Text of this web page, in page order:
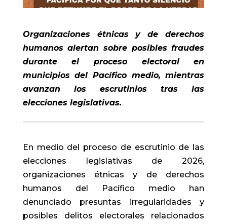
Organizaciones étnicas y de derechos
humanos alertan sobre posibles fraudes
durante el proceso electoral en
municipios del Pacífico medio, mientras
avanzan los escrutinios tras las
elecciones legislativas.
En medio del proceso de escrutinio de las
elecciones legislativas de 2026,
organizaciones étnicas y de derechos
humanos del Pacífico medio han
denunciado presuntas irregularidades y
posibles delitos electorales relacionados